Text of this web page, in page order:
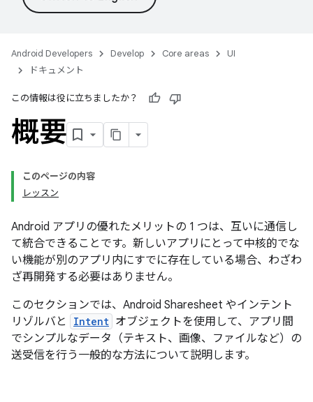
Android Developers Develop Core areas
UI
ドキュメント
この情報は役に立ちましたか？
概要
このページの内容
レッスン
Android アプリの優れたメリットの 1 つは、互いに通信し
て統合できることです。新しいアプリにとって中核的でな
い機能が別のアプリ内にすでに存在している場合、わざわ
ざ再開発する必要はありません。
このセクションでは、Android Sharesheet やインテント
リゾルバと
Intent オブジェクトを使用して、アプリ間
でシンプルなデータ（テキスト、画像、ファイルなど）の
送受信を行う一般的な方法について説明します。